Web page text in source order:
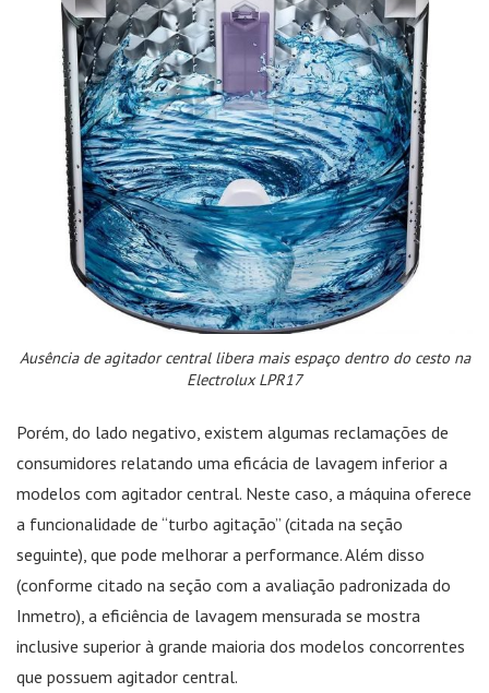
Ausência de agitador central libera mais espaço dentro do cesto na
Electrolux LPR17
Porém, do lado negativo, existem algumas reclamações de
consumidores relatando uma eficácia de lavagem inferior a
modelos com agitador central. Neste caso, a máquina oferece
a funcionalidade de “turbo agitação” (citada na seção
seguinte), que pode melhorar a performance. Além disso
(conforme citado na seção com a avaliação padronizada do
Inmetro), a eficiência de lavagem mensurada se mostra
inclusive superior à grande maioria dos modelos concorrentes
que possuem agitador central.